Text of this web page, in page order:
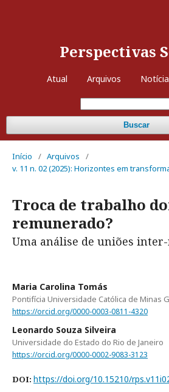
Perspectivas
Atual Arquivos
Buscar
Início / Arquivos
/
v. 11 n. 02 (2025): Horizontes em
Troca de trabalho
remunerado?
Uma análise de uniões
Maria Carolina Tomás
Pontifícia Universidade Católica de Minas
https://orcid.org/0000-0003-0811-4320
Leonardo Souza Silveira
Universidade do Estado do Rio de Janeiro
https://orcid.org/0000-0002-9083-3123
DOI: https://doi.org/10.15210/